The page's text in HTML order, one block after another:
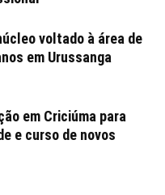
voltado à área de
em Urussanga
em Criciúma para
e curso de novos